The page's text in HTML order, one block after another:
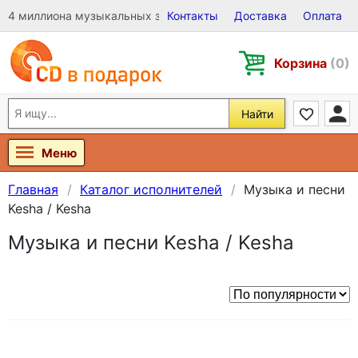
4 миллиона музыкальных записей на Виниле, CD и DVD
Контакты Доставка Оплата
Корзина (0)
Найти
Меню
Главная Каталог исполнителей
Музыка и песни
Kesha / Kesha
Музыка и песни Kesha / Kesha